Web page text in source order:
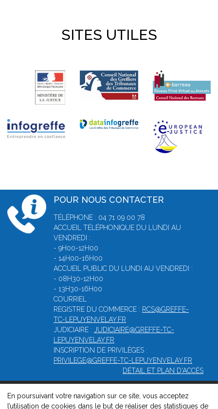
SITES UTILES
POUR NOUS CONTACTER
TÉLÉPHONE : 04 71 09 00 78
ACCUEIL TÉLÉPHONIQUE DU LUNDI AU
VENDREDI :
- 9H00-12H00
- 14H00-16H00
ACCUEIL PUBLIC DU LUNDI AU VENDREDI :
- 08H30-12H00
- 13H30-16H00
COURRIEL :
REGISTRE DU COMMERCE : RCS@GREFFE-
TC-LEPUYENVELAY.FR
JUDICIAIRE : JUDICIAIRE@GREFFE-TC-
LEPUYENVELAY.FR
INSCRIPTION DE PRIVILÈGES :
PRIVILEGE@GREFFE-TC-LEPUYENVELAY.FR
DÉTAIL ET PLAN D'ACCÈS
© 2026, Greffe du Tribunal de Commerce de Le puy-en-velay -
En poursuivant votre navigation sur ce site, vous acceptez
l’utilisation de cookies dans le but de réaliser des statistiques de